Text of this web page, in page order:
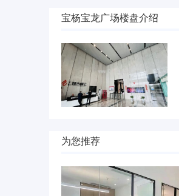
宝杨宝龙广场楼盘介绍
为您推荐